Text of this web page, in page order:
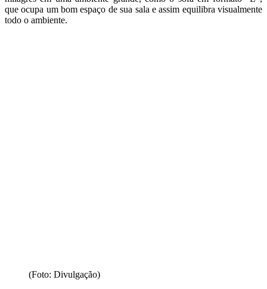
que ocupa um bom espaço de sua sala e assim equilibra visualmente
todo o ambiente.
(Foto: Divulgação)